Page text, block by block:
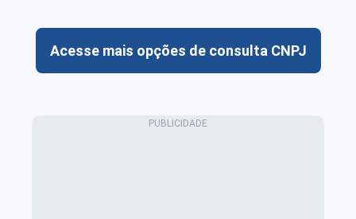
Acesse mais opções de consulta CNPJ